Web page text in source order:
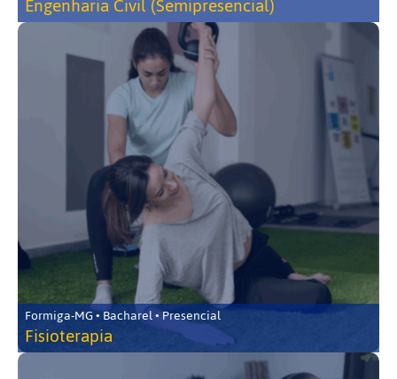
Formiga-MG • Bacharel • Presencial
Fisioterapia